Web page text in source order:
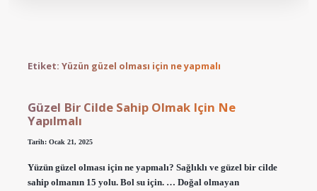
Etiket: Yüzün güzel olması için ne yapmalı
Güzel Bir Cilde Sahip Olmak Için Ne
Yapılmalı
Tarih: Ocak 21, 2025
Yüzün güzel olması için ne yapmalı? Sağlıklı ve güzel bir cilde
sahip olmanın 15 yolu. Bol su için. … Doğal olmayan